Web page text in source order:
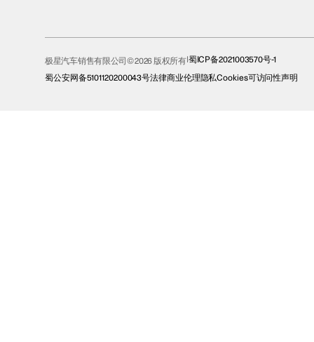
极星汽车销售有限公司© 2026 版权所有 蜀ICP备2021003570号-1
蜀公安网备5101120200043号法律商业伦理隐私Cookies可访问性声明